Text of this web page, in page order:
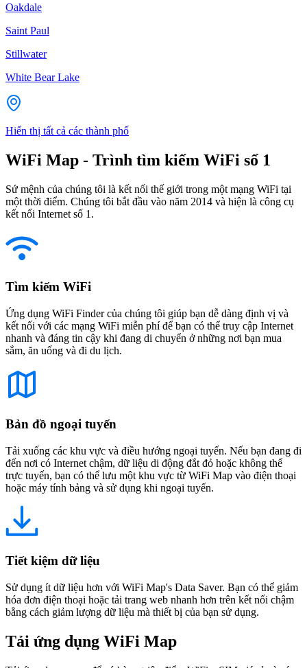
Oakdale
Saint Paul
Stillwater
White Bear Lake
Hiển thị tất cả các thành phố
WiFi Map - Trình tìm kiếm WiFi số 1
Sứ mệnh của chúng tôi là kết nối thế giới trong một mạng WiFi tại
một thời điểm. Chúng tôi bắt đầu vào năm 2014 và hiện là công cụ
kết nối Internet số 1.
Tìm kiếm WiFi
Ứng dụng WiFi Finder của chúng tôi giúp bạn dễ dàng định vị và
kết nối với các mạng WiFi miễn phí để bạn có thể truy cập Internet
nhanh và đáng tin cậy khi đang di chuyển ở những nơi bạn mua
sắm, ăn uống và đi du lịch.
Bản đồ ngoại tuyến
Tải xuống các khu vực và điều hướng ngoại tuyến. Nếu bạn đang đi
đến nơi có Internet chậm, dữ liệu di động đắt đỏ hoặc không thể
trực tuyến, bạn có thể lưu một khu vực từ WiFi Map vào điện thoại
hoặc máy tính bảng và sử dụng khi ngoại tuyến.
Tiết kiệm dữ liệu
Sử dụng ít dữ liệu hơn với WiFi Map's Data Saver. Bạn có thể giảm
hóa đơn điện thoại hoặc tải trang web nhanh hơn trên kết nối chậm
bằng cách giảm lượng dữ liệu mà thiết bị của bạn sử dụng.
Tải ứng dụng WiFi Map